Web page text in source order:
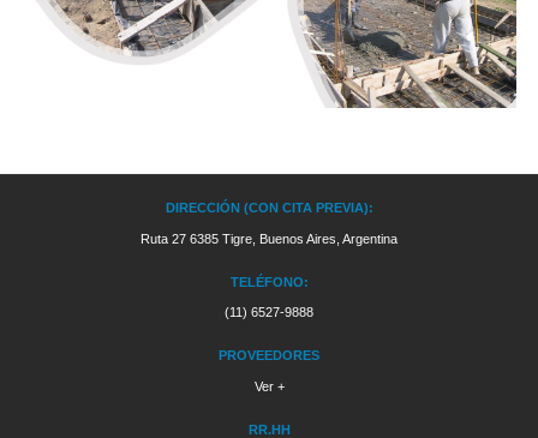
DIRECCIÓN (CON CITA PREVIA):
Ruta 27 6385 Tigre, Buenos Aires, Argentina
TELÉFONO:
(11) 6527-9888
PROVEEDORES
Ver +
RR.HH